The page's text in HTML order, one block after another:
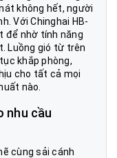
không hết, người
Với Chinghai HB-
để nhờ tính năng
Luồng gió từ trên
khắp phòng,
cho tất cả mọi
nào.
nhu cầu
cùng sải cánh